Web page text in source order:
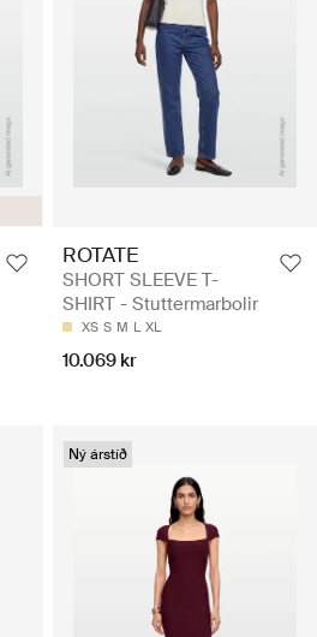
ROTATE
SHORT SLEEVE T-
SHIRT - Stuttermarbolir
XS S M L XL
10.069 kr
Ný árstíð